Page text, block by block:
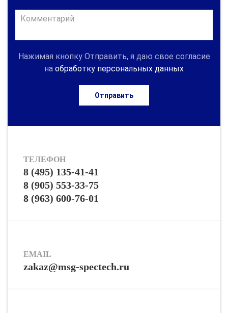
Нажимая кнопку Отправить, я даю свое согласие
на обработку персональных данных
Отправить
ТЕЛЕФОН
8 (495) 135-41-41
8 (905) 553-33-75
8 (963) 600-76-01
EMAIL
zakaz@msg-spectech.ru